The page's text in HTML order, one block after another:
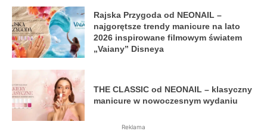
Rajska Przygoda od NEONAIL –
najgorętsze trendy manicure na lato
2026 inspirowane filmowym światem
„Vaiany” Disneya
THE CLASSIC od NEONAIL – klasyczny
manicure w nowoczesnym wydaniu
Reklama